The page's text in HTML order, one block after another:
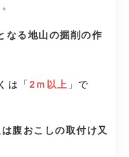
る地山の掘削の作
は「 2ｍ以上 」で
おこしの取付け又